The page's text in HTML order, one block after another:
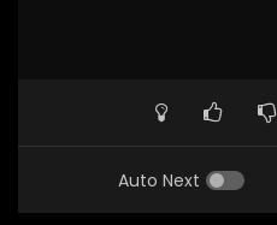
Auto Next